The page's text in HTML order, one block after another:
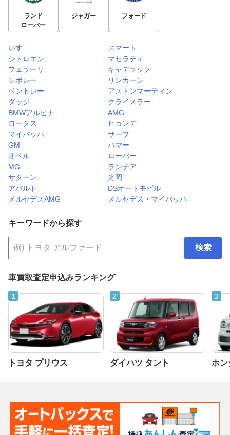
ランド
ローバー
ジャガー フォード
いすゞ
スマート
シトロエン
マセラティ
フェラーリ
キャデラック
シボレー
リンカーン
ベントレー
アストンマーティン
ダッジ
クライスラー
BMWアルピナ
AMG
ロータス
ヒョンデ
マイバッハ
サーブ
GM
ハマー
オペル
ローバー
MG
ランチア
サターン
光岡
アバルト
DSオートモビル
メルセデスAMG
メルセデス・マイバッハ
キーワードから探す
検索
車買取査定申込みランキング
トヨタ プリウス ダイハツ タント ホン